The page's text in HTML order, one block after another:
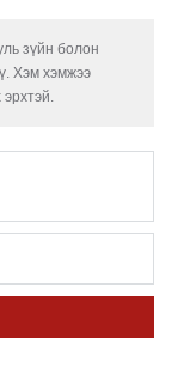
зүйн болон
Хэм хэмжээ
эрхтэй.